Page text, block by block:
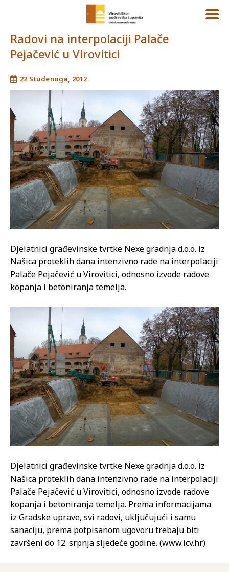
Radovi na interpolaciji Palače
Pejačević u Virovitici
22 Studenoga, 2012
Djelatnici građevinske tvrtke Nexe gradnja d.o.o. iz
Našica proteklih dana intenzivno rade na interpolaciji
Palače Pejačević u Virovitici, odnosno izvode radove
kopanja i betoniranja temelja.
Djelatnici građevinske tvrtke Nexe gradnja d.o.o. iz
Našica proteklih dana intenzivno rade na interpolaciji
Palače Pejačević u Virovitici, odnosno izvode radove
kopanja i betoniranja temelja. Prema informacijama
iz Gradske uprave, svi radovi, uključujući i samu
sanaciju, prema potpisanom ugovoru trebaju biti
završeni do 12. srpnja sljedeće godine. (www.icv.hr)